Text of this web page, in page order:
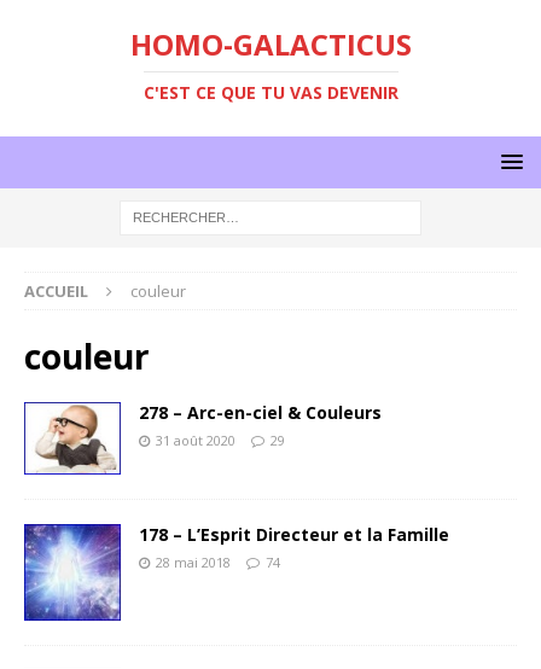
HOMO-GALACTICUS
C'EST CE QUE TU VAS DEVENIR
ACCUEIL couleur
couleur
278 – Arc-en-ciel & Couleurs
31 août 2020 29
178 – L’Esprit Directeur et la Famille
28 mai 2018 74